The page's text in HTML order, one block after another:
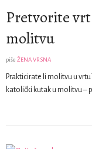
Pretvorite
molitvu
piše ŽENA VRSNA
Prakticirate li molitvu u
katolički kutak u molitvu –